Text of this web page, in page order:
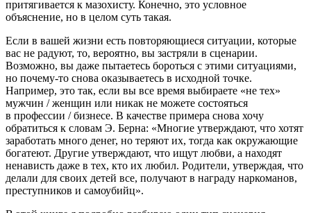
притягивается к мазохисту. Конечно, это условное
объяснение, но в целом суть такая.
Если в вашей жизни есть повторяющиеся ситуации, которые
вас не радуют, то, вероятно, вы застряли в сценарии.
Возможно, вы даже пытаетесь бороться с этими ситуациями,
но почему-то снова оказываетесь в исходной точке.
Например, это так, если вы все время выбираете «не тех»
мужчин / женщин или никак не можете состояться
в профессии / бизнесе. В качестве примера снова хочу
обратиться к словам Э. Берна: «Многие утверждают, что хотят
заработать много денег, но теряют их, тогда как окружающие
богатеют. Другие утверждают, что ищут любви, а находят
ненависть даже в тех, кто их любил. Родители, утверждая, что
делали для своих детей все, получают в награду наркоманов,
преступников и самоубийц».